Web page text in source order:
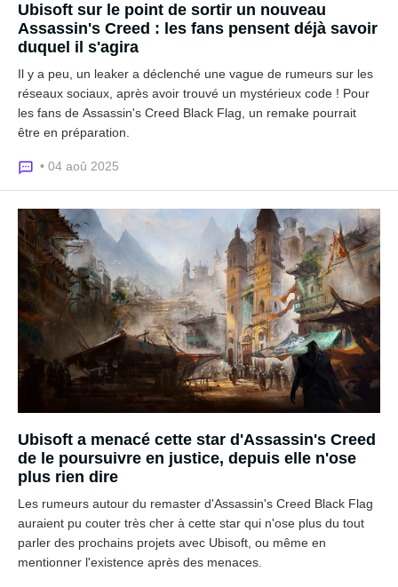
Ubisoft sur le point de sortir un nouveau
Assassin's Creed : les fans pensent déjà savoir
duquel il s'agira
Il y a peu, un leaker a déclenché une vague de rumeurs sur les
réseaux sociaux, après avoir trouvé un mystérieux code ! Pour
les fans de Assassin's Creed Black Flag, un remake pourrait
être en préparation.
• 04 aoû 2025
Ubisoft a menacé cette star d'Assassin's Creed
de le poursuivre en justice, depuis elle n'ose
plus rien dire
Les rumeurs autour du remaster d'Assassin's Creed Black Flag
auraient pu couter très cher à cette star qui n'ose plus du tout
parler des prochains projets avec Ubisoft, ou même en
mentionner l'existence après des menaces.